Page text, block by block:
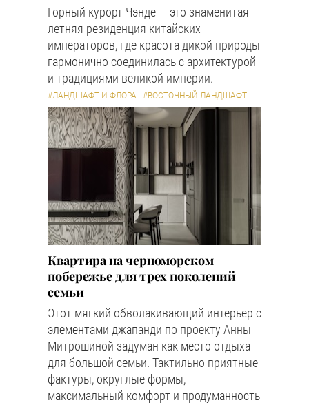
Горный курорт Чэнде — это знаменитая
летняя резиденция китайских
императоров, где красота дикой природы
гармонично соединилась с архитектурой
и традициями великой империи.
#ЛАНДШАФТ И ФЛОРА #ВОСТОЧНЫЙ ЛАНДШАФТ
Квартира на черноморском
побережье для трех поколений
семьи
Этот мягкий обволакивающий интерьер с
элементами джапанди по проекту Анны
Митрошиной задуман как место отдыха
для большой семьи. Тактильно приятные
фактуры, округлые формы,
максимальный комфорт и продуманность